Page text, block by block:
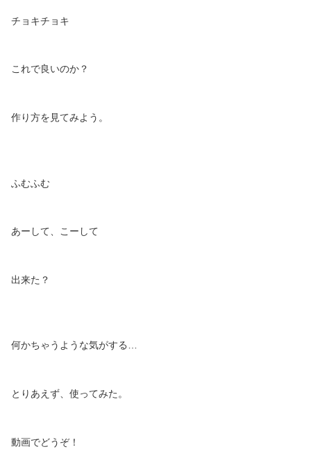
チョキチョキ
これで良いのか？
作り方を見てみよう。
ふむふむ
あーして、こーして
出来た？
何かちゃうような気がする…
とりあえず、使ってみた。
動画でどうぞ！